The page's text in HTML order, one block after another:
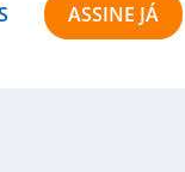
ASSINE JÁ